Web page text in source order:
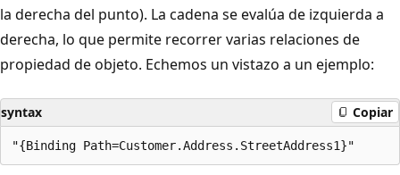
la derecha del punto). La cadena se evalúa de izquierda a
derecha, lo que permite recorrer varias relaciones de
propiedad de objeto. Echemos un vistazo a un ejemplo:
syntax Copiar